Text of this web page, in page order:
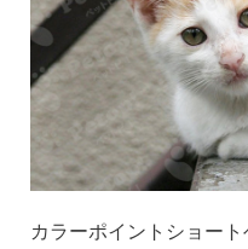
カラーポイントショー